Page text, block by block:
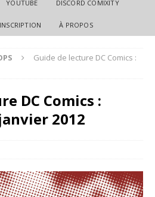
YOUTUBE DISCORD COMIXITY
INSCRIPTION À PROPOS
Guide de lecture DC Comics :
DC Comics :
2012